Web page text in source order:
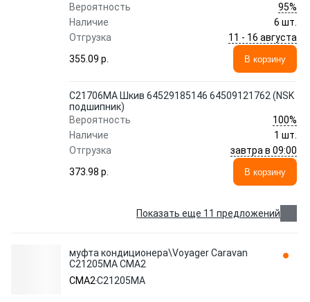
Вероятность
95%
Наличие
6 шт.
Отгрузка
11 - 16 августа
355.09 p.
В корзину
C21706MA Шкив 64529185146 64509121762 (NSK
подшипник)
Вероятность
100%
Наличие
1 шт.
Отгрузка
завтра в 09:00
373.98 p.
В корзину
Показать еще 11 предложений
муфта кондиционера\Voyager Caravan
C21205MA CMA2
CMA2C21205MA